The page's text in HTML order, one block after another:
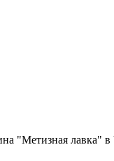
"Метизная лавка" в